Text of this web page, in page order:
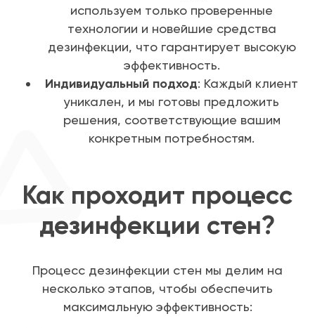
используем только проверенные
технологии и новейшие средства
дезинфекции, что гарантирует высокую
эффективность.
Индивидуальный подход: Каждый клиент
уникален, и мы готовы предложить
решения, соответствующие вашим
конкретным потребностям.
Как проходит процесс
дезинфекции стен?
Процесс дезинфекции стен мы делим на
несколько этапов, чтобы обеспечить
максимальную эффективность: